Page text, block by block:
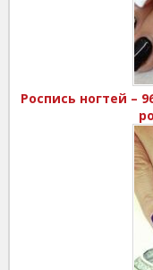
Роспись ногтей –